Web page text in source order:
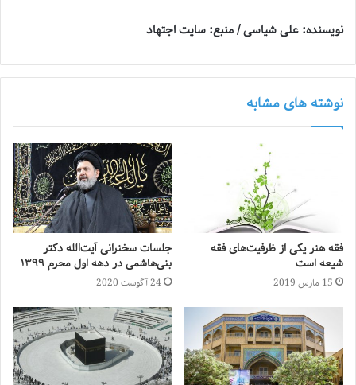
نویسنده: علی شیاسی / منبع: سایت اجتهاد
نوشته های مشابه
فقه هنر یکی از ظرفیت‌های فقه
شیعه است
15 مارس 2019
جلسات سخنرانی آیت‌الله دکتر
بنی‌هاشمی در دهه اول محرم ۱۳۹۹
24 آگوست 2020